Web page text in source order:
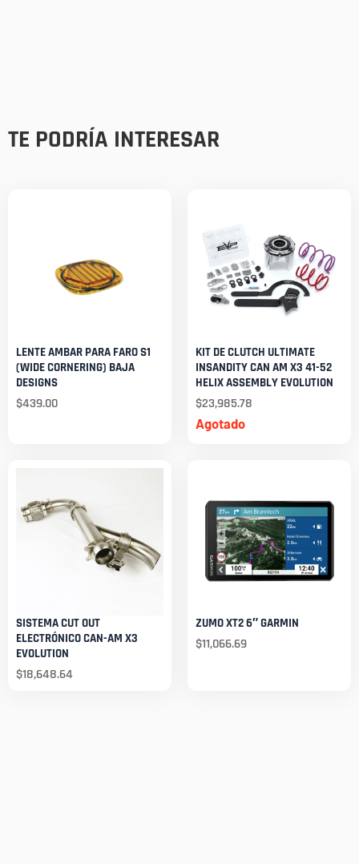
TE PODRÍA INTERESAR
LENTE AMBAR PARA FARO S1
(WIDE CORNERING) BAJA
DESIGNS
$439.00
Agotado
KIT DE CLUTCH ULTIMATE
INSANDITY CAN AM X3 41-52
HELIX ASSEMBLY EVOLUTION
$23,985.78
SISTEMA CUT OUT
ELECTRÓNICO CAN-AM X3
EVOLUTION
$18,648.64
ZUMO XT2 6″ GARMIN
$11,066.69